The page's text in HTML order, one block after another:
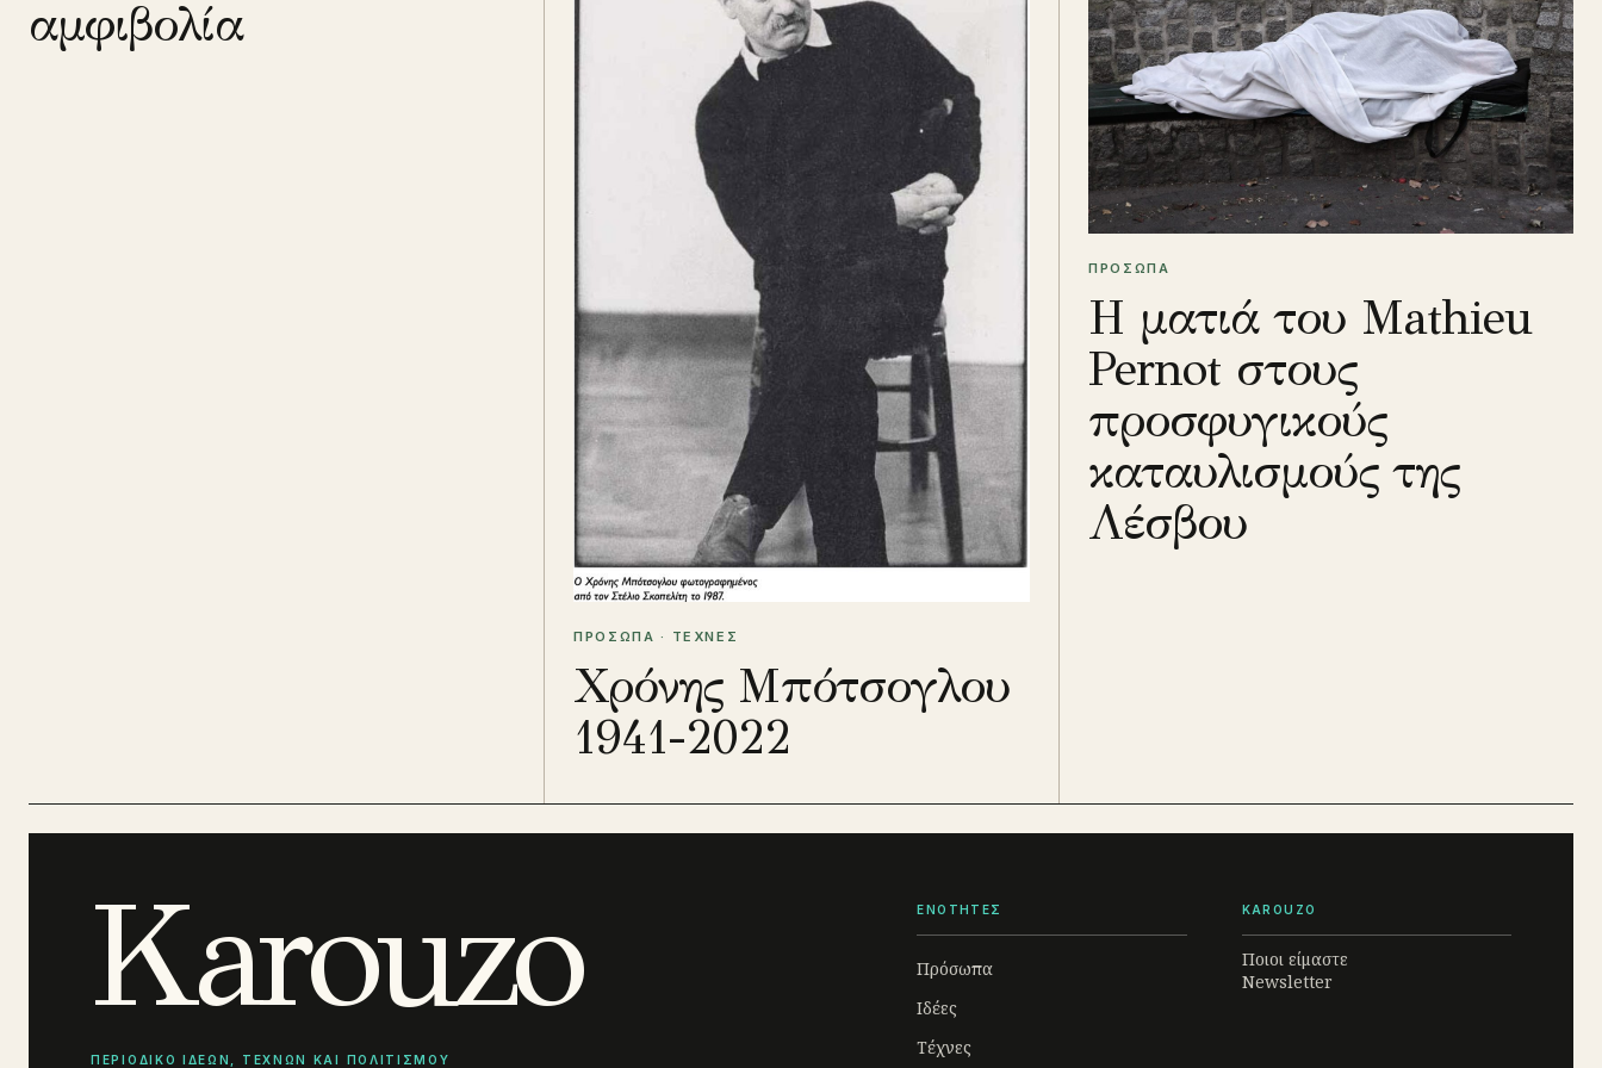
αμφιβολία
ΠΡΟΣΩΠΑ · ΤΕΧΝΕΣ
Χρόνης Μπότσογλου
1941-2022
ΠΡΟΣΩΠΑ
Η ματιά του Mathieu
Pernot στους
προσφυγικούς
καταυλισμούς της
Λέσβου
Karouzo
ΠΕΡΙΟΔΙΚΟ ΙΔΕΩΝ, ΤΕΧΝΩΝ ΚΑΙ ΠΟΛΙΤΙΣΜΟΥ
ΕΝΟΤΗΤΕΣ
Πρόσωπα
Ιδέες
Τέχνες
KAROUZO
Ποιοι είμαστε
Newsletter